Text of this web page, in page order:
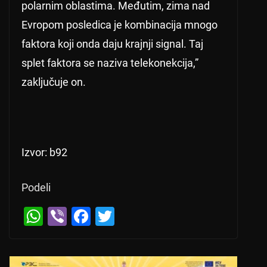
polarnim oblastima. Međutim, zima nad
Evropom posledica je kombinacija mnogo
faktora koji onda daju krajnji signal. Taj
splet faktora se naziva telekonekcija,”
zaključuje on.
Izvor: b92
Podeli
W
at
Vi
er
F
c
tt
Ista cena dizela i benzina u narednih seda